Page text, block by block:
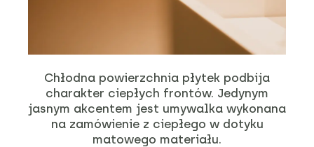
Chłodna powierzchnia płytek podbija
charakter ciepłych frontów. Jedynym
jasnym akcentem jest umywalka wykonana
na zamówienie z ciepłego w dotyku
matowego materiału.